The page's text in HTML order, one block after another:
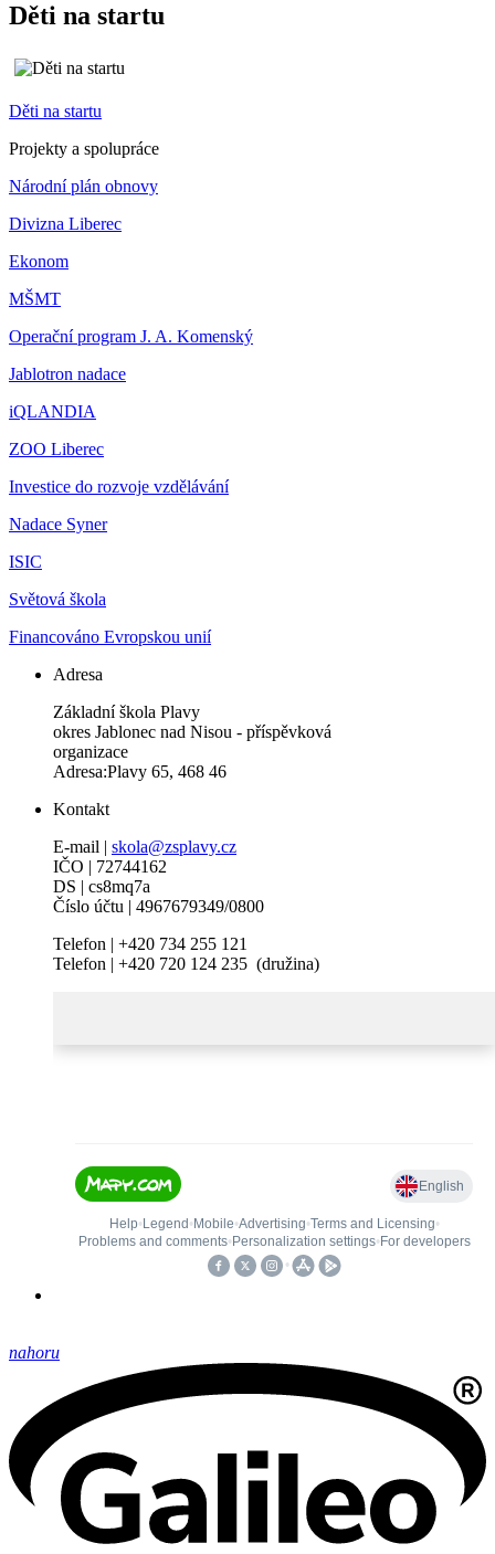
Děti na startu
Děti na startu
Projekty a spolupráce
Národní plán obnovy
Divizna Liberec
Ekonom
MŠMT
Operační program J. A. Komenský
Jablotron nadace
iQLANDIA
ZOO Liberec
Investice do rozvoje vzdělávání
Nadace Syner
ISIC
Světová škola
Financováno Evropskou unií
Adresa
Základní škola Plavy
okres Jablonec nad Nisou - příspěvková
organizace
Adresa:Plavy 65, 468 46
Kontakt
E-mail | skola@zsplavy.cz
IČO | 72744162
DS | cs8mq7a
Číslo účtu | 4967679349/0800
Telefon | +420 734 255 121
Telefon | +420 720 124 235 (družina)
nahoru